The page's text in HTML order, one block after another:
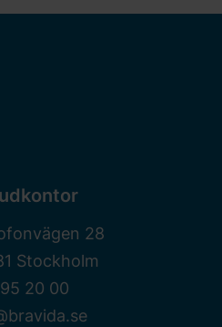
28
Stockholm
20 00